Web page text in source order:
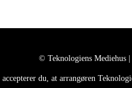
© Teknologiens Mediehus
du, at arrangøren